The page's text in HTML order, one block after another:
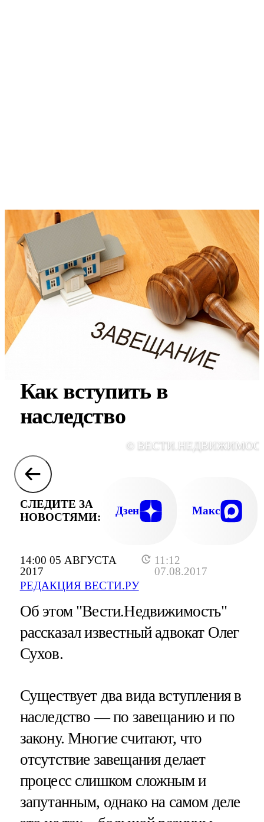
14:00 05 АВГУСТА
2017
11:12
07.08.2017
РЕДАКЦИЯ ВЕСТИ.РУ
Как вступить в
наследство
©
СЛЕДИТЕ ЗА
НОВОСТЯМИ:
Дзен Макс
Об этом "Вести.Недвижимость"
рассказал известный адвокат Олег
Сухов.
Существует два вида вступления в
наследство — по завещанию и по
закону. Многие считают, что
отсутствие завещания делает
процесс слишком сложным и
запутанным, однако на самом деле